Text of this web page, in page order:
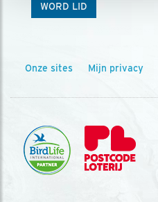
WORD LID
Onze sites Mijn privacy